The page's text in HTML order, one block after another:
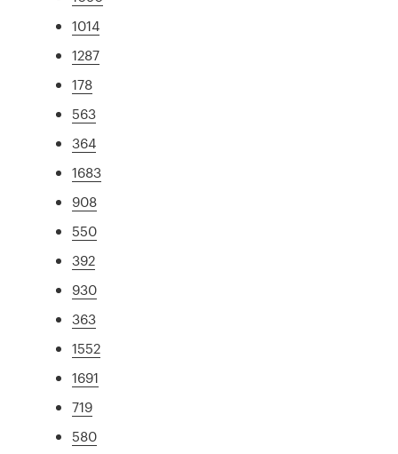
1014
1287
178
563
364
1683
908
550
392
930
363
1552
1691
719
580